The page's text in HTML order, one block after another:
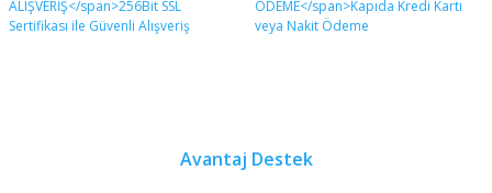
Avantaj Destek